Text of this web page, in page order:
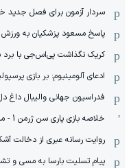
سردار آزمون برای فصل جدید
پاسخ مسعود پزشکیان به
کریک نگذاشت پی‌اس‌جی با برد
ادعای آلومینیوم: بر بازی
فدراسیون جهانی والیبال داغ
خلاصه بازی پاری سن ژرمن 1 - منچستریونایتد 1
روایت رسانه عبری از دخالت
پیام تسلیت بارسا به مسی و